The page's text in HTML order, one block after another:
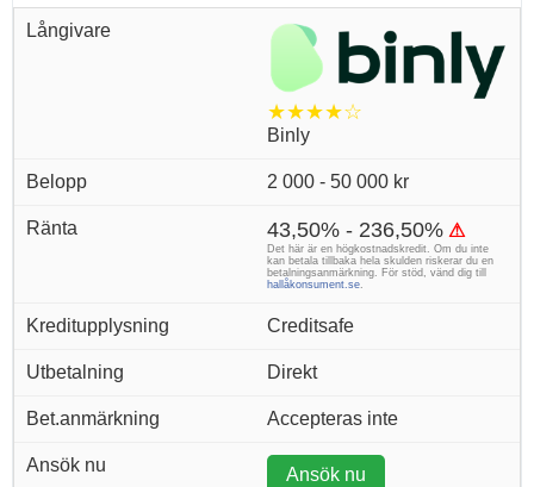
★★★★☆
Binly
2 000 - 50 000 kr
43,50% - 236,50% ⚠
Det här är en högkostnadskredit. Om du inte
kan betala tillbaka hela skulden riskerar du en
betalningsanmärkning. För stöd, vänd dig till
hallåkonsument.se.
Creditsafe
Direkt
Accepteras inte
Ansök nu